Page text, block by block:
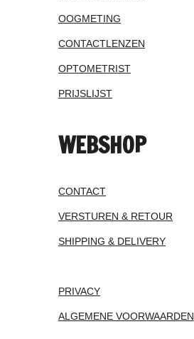
OOGMETING
CONTACTLENZEN
OPTOMETRIST
PRIJSLIJST
WEBSHOP
CONTACT
VERSTUREN & RETOUR
SHIPPING & DELIVERY
PRIVACY
ALGEMENE VOORWAARDEN